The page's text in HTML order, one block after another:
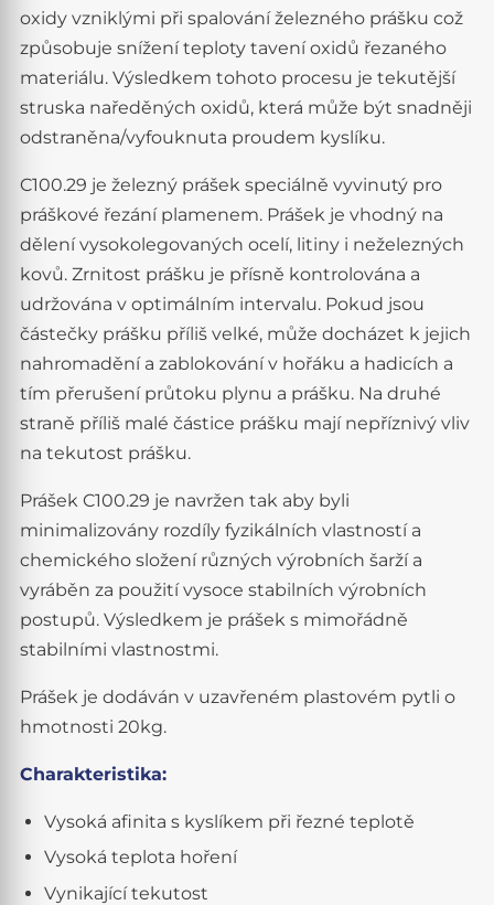
oxidy vzniklými při spalování železného prášku což
způsobuje snížení teploty tavení oxidů řezaného
materiálu. Výsledkem tohoto procesu je tekutější
struska naředěných oxidů, která může být snadněji
odstraněna/vyfouknuta proudem kyslíku.
C100.29 je železný prášek speciálně vyvinutý pro
práškové řezání plamenem. Prášek je vhodný na
dělení vysokolegovaných ocelí, litiny i neželezných
kovů. Zrnitost prášku je přísně kontrolována a
udržována v optimálním intervalu. Pokud jsou
částečky prášku příliš velké, může docházet k jejich
nahromadění a zablokování v hořáku a hadicích a
tím přerušení průtoku plynu a prášku. Na druhé
straně příliš malé částice prášku mají nepříznivý vliv
na tekutost prášku.
Prášek C100.29 je navržen tak aby byli
minimalizovány rozdíly fyzikálních vlastností a
chemického složení různých výrobních šarží a
vyráběn za použití vysoce stabilních výrobních
postupů. Výsledkem je prášek s mimořádně
stabilními vlastnostmi.
Prášek je dodáván v uzavřeném plastovém pytli o
hmotnosti 20kg.
Charakteristika:
Vysoká afinita s kyslíkem při řezné teplotě
Vysoká teplota hoření
Vynikající tekutost